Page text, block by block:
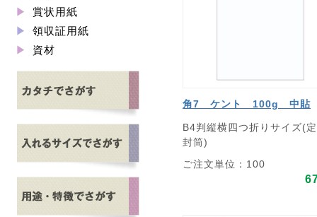
賞状用紙
領収証用紙
資材
角7 ケント 100g 中貼
B4判縦横四つ折りサイズ(
封筒)
ご注文単位：100